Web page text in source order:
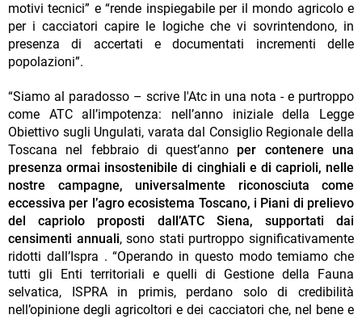
motivi tecnici” e “rende inspiegabile per il mondo agricolo e
per i cacciatori capire le logiche che vi sovrintendono, in
presenza di accertati e documentati incrementi delle
popolazioni”.
“Siamo al paradosso – scrive l'Atc in una nota - e purtroppo
come ATC all’impotenza: nell’anno iniziale della Legge
Obiettivo sugli Ungulati, varata dal Consiglio Regionale della
Toscana nel febbraio di quest’anno per contenere una
presenza ormai insostenibile di cinghiali e di caprioli, nelle
nostre campagne, universalmente riconosciuta come
eccessiva per l’agro ecosistema Toscano, i Piani di prelievo
del capriolo proposti dall’ATC Siena, supportati dai
censimenti annuali, sono stati purtroppo significativamente
ridotti dall’Ispra . “Operando in questo modo temiamo che
tutti gli Enti territoriali e quelli di Gestione della Fauna
selvatica, ISPRA in primis, perdano solo di credibilità
nell’opinione degli agricoltori e dei cacciatori che, nel bene e